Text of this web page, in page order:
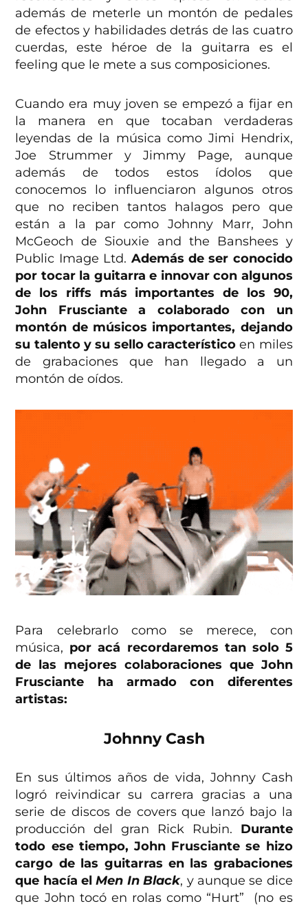
además de meterle un montón de pedales
de efectos y habilidades detrás de las cuatro
cuerdas, este héroe de la guitarra es el
feeling que le mete a sus composiciones.
Cuando era muy joven se empezó a fijar en
la manera en que tocaban verdaderas
leyendas de la música como Jimi Hendrix,
Joe Strummer y Jimmy Page, aunque
además de todos estos ídolos que
conocemos lo influenciaron algunos otros
que no reciben tantos halagos pero que
están a la par como Johnny Marr, John
McGeoch de Siouxie and the Banshees y
Public Image Ltd. Además de ser conocido
por tocar la guitarra e innovar con algunos
de los riffs más importantes de los 90,
John Frusciante a colaborado con un
montón de músicos importantes, dejando
su talento y su sello característicoen miles
de grabaciones que han llegado a un
montón de oídos.
Para celebrarlo como se merece, con
música, por acá recordaremos tan solo 5
de las mejores colaboraciones que John
Frusciante ha armado con diferentes
artistas:
Johnny Cash
En sus últimos años de vida, Johnny Cash
logró reivindicar su carrera gracias a una
serie de discos de covers que lanzó bajo la
producción del gran Rick Rubin. Durante
todo ese tiempo, John Frusciante se hizo
cargo de las guitarras en las grabaciones
que hacía elMen In Black, y aunque se dice
que John tocó en rolas como “Hurt” (no es